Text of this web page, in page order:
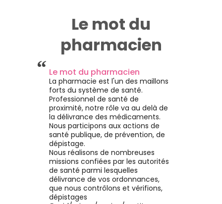
Le mot du
pharmacien
“ Le mot du pharmacien
La pharmacie est l'un des maillons
forts du système de santé.
Professionnel de santé de
proximité, notre rôle va au delà de
la délivrance des médicaments.
Nous participons aux actions de
santé publique, de prévention, de
dépistage.
Nous réalisons de nombreuses
missions confiées par les autorités
de santé parmi lesquelles
délivrance de vos ordonnances,
que nous contrôlons et vérifions,
dépistages